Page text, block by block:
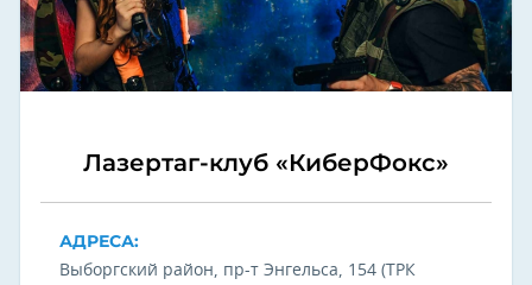
Лазертаг-клуб «КиберФокс»
АДРЕСА:
Выборгский район, пр-т Энгельса, 154 (ТРК